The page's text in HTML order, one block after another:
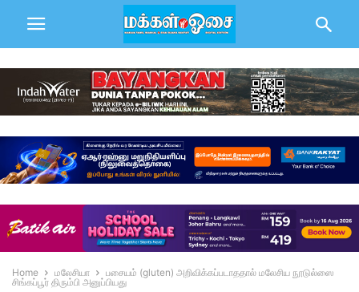
Home மலேசியா
பசையம் (gluten) அறிவிக்கப்படாததால் மலேசிய நூடுல்ஸை
சிங்கப்பூர் திரும்பி அனுப்பியது